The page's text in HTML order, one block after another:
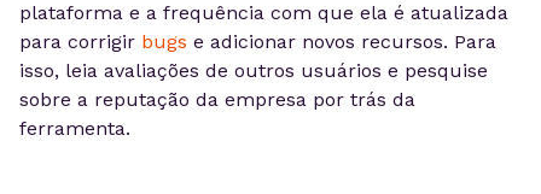
plataforma e a frequência com que ela é atualizada
para corrigir bugs e adicionar novos recursos. Para
isso, leia avaliações de outros usuários e pesquise
sobre a reputação da empresa por trás da
ferramenta.